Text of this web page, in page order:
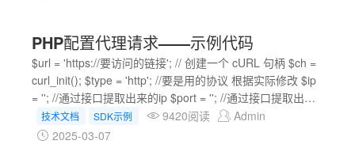
proxies=proxies,headers=headers) print(res.status_code)
print(res.text) #代码仅供参考
PHP配置代理请求——示例代码
$url = 'https://要访问的链接'; // 创建一个 cURL 句柄 $ch =
curl_init(); $type = 'http'; //要是用的协议 根据实际修改 $ip
= ''; //通过接口提取出来的ip $port = ''; //通过接口提取出来
的端口 $text = "{$type}"; switch ($type){ case 'http': // 代理
服务器地址和端口 $proxy = "$ip:$port"; break; case 'ss5':
技术文档 SDK示例 9420阅读
Admin
2025-03-07